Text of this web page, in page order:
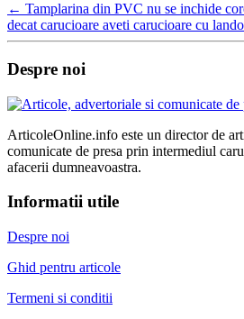
← Tamplarina din PVC nu se inchide
decat carucioare aveti carucioare cu
Despre noi
ArticoleOnline.info este un director de
comunicate de presa prin intermediul
afacerii dumneavoastra.
Informatii utile
Despre noi
Ghid pentru articole
Termeni si conditii